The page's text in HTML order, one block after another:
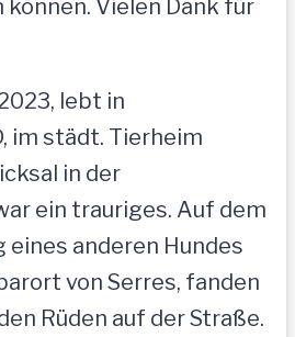
können. Vielen Dank für
lebt in
im städt. Tierheim
in der
ein trauriges. Auf dem
eines anderen Hundes
von Serres, fanden
Rüden auf der Straße.